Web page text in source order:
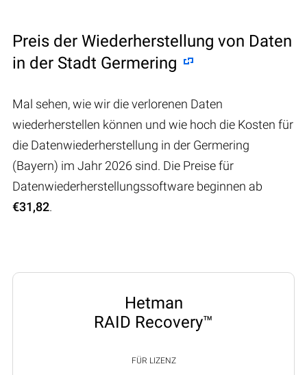
Preis der Wiederherstellung von Daten
in der Stadt Germering
Mal sehen, wie wir die verlorenen Daten
wiederherstellen können und wie hoch die Kosten für
die Datenwiederherstellung in der Germering
(Bayern) im Jahr 2026 sind. Die Preise für
Datenwiederherstellungssoftware beginnen ab
€31,82.
Hetman
RAID Recovery™
FÜR LIZENZ